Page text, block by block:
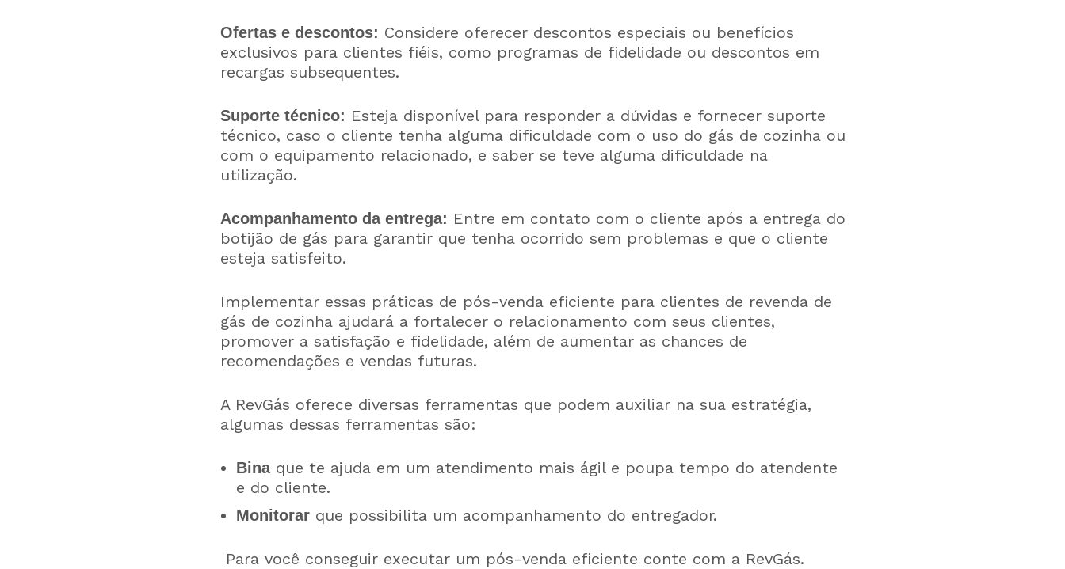
Ofertas e descontos: Considere oferecer descontos especiais ou benefícios
exclusivos para clientes fiéis, como programas de fidelidade ou descontos em
recargas subsequentes.
Suporte técnico: Esteja disponível para responder a dúvidas e fornecer suporte
técnico, caso o cliente tenha alguma dificuldade com o uso do gás de cozinha ou
com o equipamento relacionado, e saber se teve alguma dificuldade na
utilização.
Acompanhamento da entrega: Entre em contato com o cliente após a entrega do
botijão de gás para garantir que tenha ocorrido sem problemas e que o cliente
esteja satisfeito.
Implementar essas práticas de pós-venda eficiente para clientes de revenda de
gás de cozinha ajudará a fortalecer o relacionamento com seus clientes,
promover a satisfação e fidelidade, além de aumentar as chances de
recomendações e vendas futuras.
A RevGás oferece diversas ferramentas que podem auxiliar na sua estratégia,
algumas dessas ferramentas são:
Binaque te ajuda em um atendimento mais ágil e poupa tempo do atendente
e do cliente.
Monitorarque possibilita um acompanhamento do entregador.
Para você conseguir executar um pós-venda eficiente conte com a RevGás.